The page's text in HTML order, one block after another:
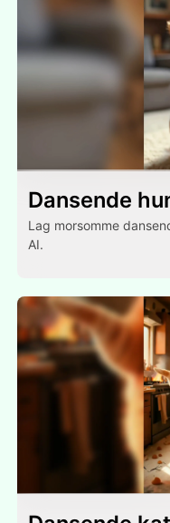
Dansende
Lag morsomme
AI.